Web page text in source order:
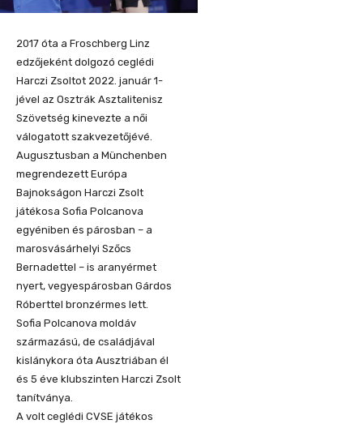
2017 óta a Froschberg Linz
edzőjeként dolgozó ceglédi
Harczi Zsoltot 2022. január 1-
jével az Osztrák Asztalitenisz
Szövetség kinevezte a női
válogatott szakvezetőjévé.
Augusztusban a Münchenben
megrendezett Európa
Bajnokságon Harczi Zsolt
játékosa Sofia Polcanova
egyéniben és párosban – a
marosvásárhelyi Szőcs
Bernadettel – is aranyérmet
nyert, vegyespárosban Gárdos
Róberttel bronzérmes lett.
Sofia Polcanova moldáv
származású, de családjával
kislánykora óta Ausztriában él
és 5 éve klubszinten Harczi Zsolt
tanítványa.
A volt ceglédi CVSE játékos